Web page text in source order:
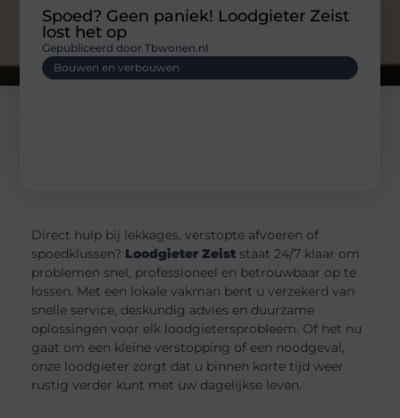
Spoed? Geen paniek! Loodgieter Zeist
lost het op
Bouwen en verbouwen
Gepubliceerd door Tbwonen.nl
Direct hulp bij lekkages, verstopte afvoeren of
spoedklussen? Loodgieter Zeist staat 24/7 klaar om
problemen snel, professioneel en betrouwbaar op te
lossen. Met een lokale vakman bent u verzekerd van
snelle service, deskundig advies en duurzame
oplossingen voor elk loodgietersprobleem. Of het nu
gaat om een kleine verstopping of een noodgeval,
onze loodgieter zorgt dat u binnen korte tijd weer
rustig verder kunt met uw dagelijkse leven.